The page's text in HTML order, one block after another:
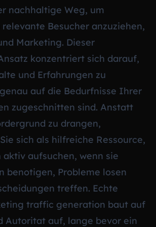
nachhaltige Weg, um
Besucher anzuziehen,
Marketing. Dieser
konzentriert sich darauf,
und Erfahrungen zu
auf die Bedurfnisse Ihrer
zugeschnitten sind. Anstatt
zu drangen,
sich als hilfreiche Ressource,
aktiv aufsuchen, wenn sie
benotigen, Probleme losen
treffen. Echte
traffic generation baut auf
Autoritat auf, lange bevor ein